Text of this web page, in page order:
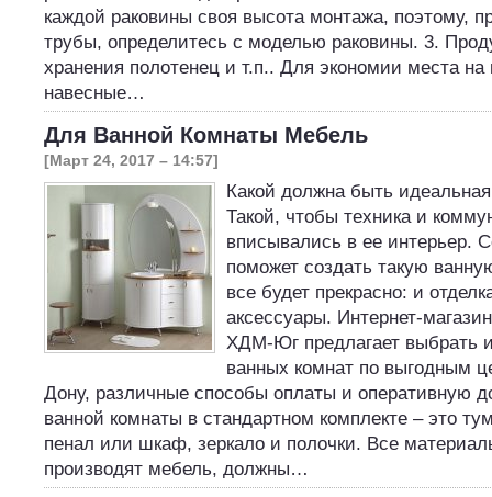
каждой раковины своя высота монтажа, поэтому,
трубы, определитесь с моделью раковины. 3.
хранения полотенец и т.п.. Для экономии места на
навесные…
Для Ванной Комнаты Мебель
[Март 24, 2017 – 14:57]
Какой должна быть
Такой, чтобы техника и
вписывались в ее интерьер.
поможет создать такую
все будет прекрасно: и
аксессуары. Интернет-
ХДМ-Юг предлагает выбрать
ванных комнат по выгодным
Дону, различные способы оплаты и оперативную
ванной комнаты в стандартном комплекте – это
пенал или шкаф, зеркало и полочки. Все
производят мебель, должны…